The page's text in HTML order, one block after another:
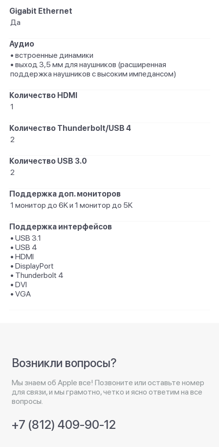
Gigabit Ethernet
Да
Аудио
• встроенные динамики
• выход 3,5 мм для наушников (расширенная
поддержка наушников с высоким импедансом)
Количество HDMI
1
Количество Thunderbolt/USB 4
2
Количество USB 3.0
2
Поддержка доп. мониторов
1 монитор до 6K и 1 монитор до 5K
Поддержка интерфейсов
• USB 3.1
• USB 4
• HDMI
• DisplayPort
• Thunderbolt 4
• DVI
• VGA
Возникли вопросы?
Мы знаем об Apple все! Позвоните или оставьте номер
для связи, и мы грамотно, четко и ясно ответим на все
вопросы.
+7 (812) 409-90-12